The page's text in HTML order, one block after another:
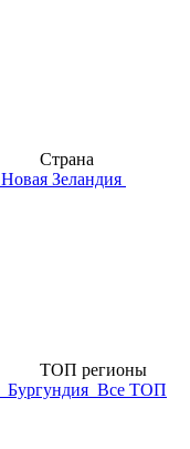
Страна
Новая Зеландия
ТОП регионы
Бургундия Все ТОП